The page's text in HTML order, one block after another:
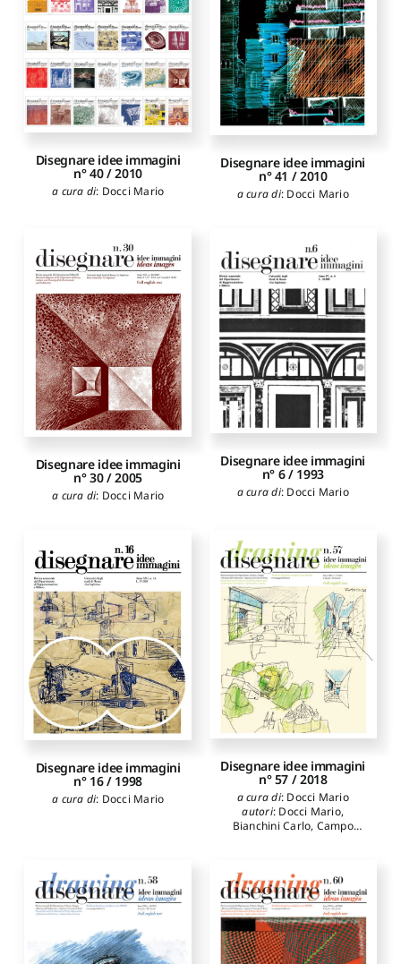
Disegnare idee immagini
n° 40 / 2010
a cura di: Docci Mario
Disegnare idee immagini
n° 41 / 2010
a cura di: Docci Mario
Disegnare idee immagini
n° 30 / 2005
a cura di: Docci Mario
Disegnare idee immagini
n° 6 / 1993
a cura di: Docci Mario
Disegnare idee immagini
n° 16 / 1998
a cura di: Docci Mario
Disegnare idee immagini
n° 57 / 2018
a cura di: Docci Mario
autori: Docci Mario,
Bianchini Carlo, Campo
Navarro Pilar
Fasolo Marco,Migliari
Riccardo,Lambertucci
Filippo,Parrinello Sandro
De Marco Raffaella,Bernal
López-Sanvicente Amparo,
Camarero Julián Ignacio